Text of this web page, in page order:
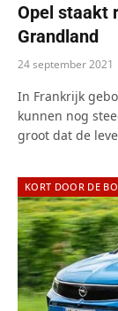
Opel staakt
Grandland
24 september 2021
In Frankrijk
kunnen nog
groot dat de
KORT DOOR DE